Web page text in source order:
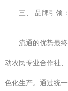
三、 品牌引领
流通的优势最
动农民专业合作社
色化生产。通过统